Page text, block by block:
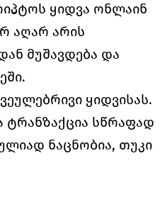
ყიდვა ონლაინ
აღარ არის
მუშავდება და
ყიდვისას.
სწრაფად
ნაცნობია, თუკი